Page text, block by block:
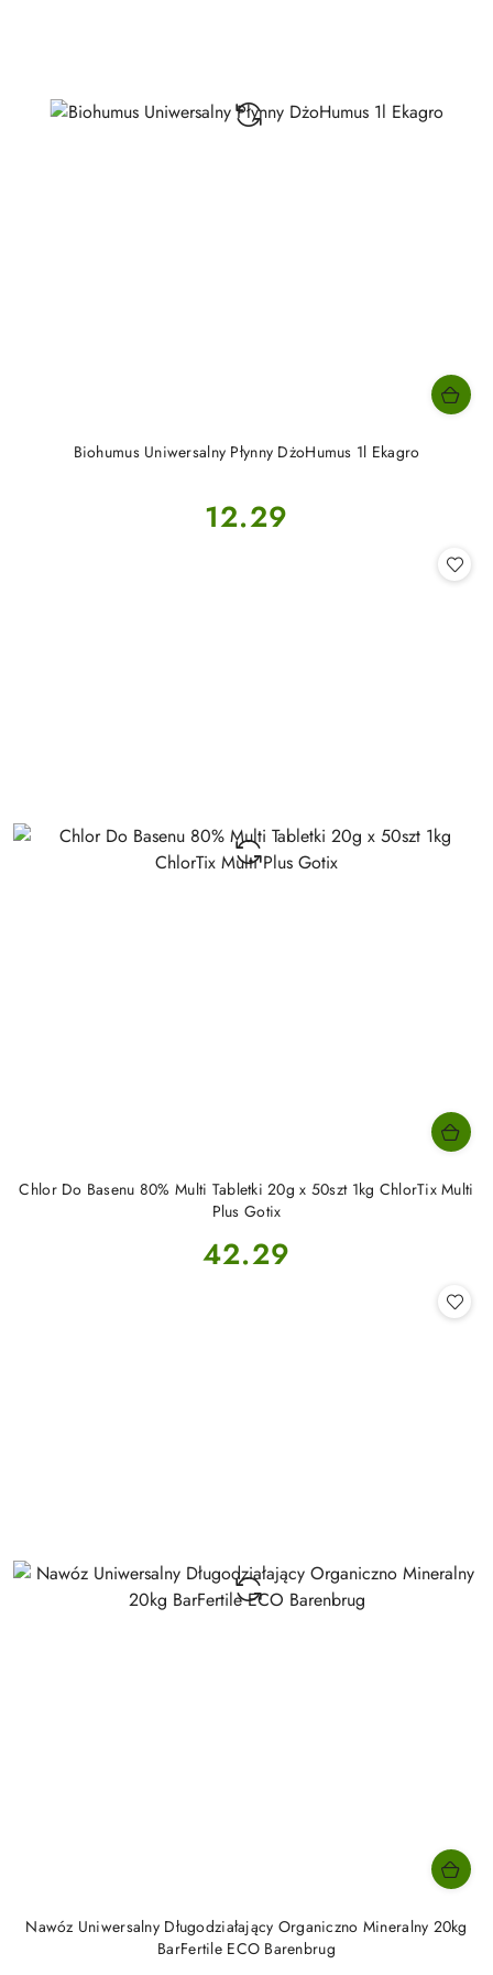
Biohumus Uniwersalny Płynny DżoHumus 1l Ekagro
Cena:
12.29
Chlor Do Basenu 80% Multi Tabletki 20g x 50szt 1kg ChlorTix Multi
Plus Gotix
Cena:
42.29
Nawóz Uniwersalny Długodziałający Organiczno Mineralny 20kg
BarFertile ECO Barenbrug